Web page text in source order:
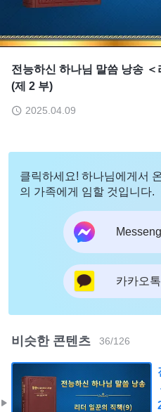
전능하신 하나님 말씀 낭송 ＜
(제 2 부)
2025.04.09
클릭하세요! 하나님에게서
의 가족에게 임할 것입니다.
카카오
비슷한 콘텐츠 36/126